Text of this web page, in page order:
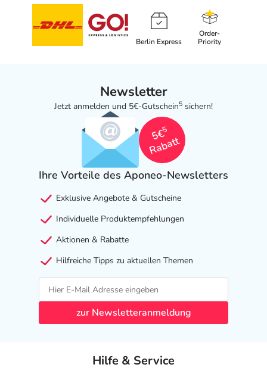
Berlin Express
Order-
Priority
Newsletter
Jetzt anmelden und 5€-Gutschein5 sichern!
5€
5
Rabatt
Ihre Vorteile des Aponeo-Newsletters
Exklusive Angebote & Gutscheine
Individuelle Produktempfehlungen
Aktionen & Rabatte
Hilfreiche Tipps zu aktuellen Themen
zur Newsletteranmeldung
Hilfe & Service